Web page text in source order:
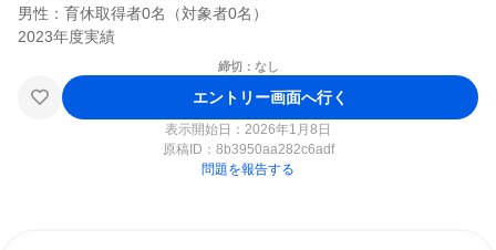
男性：育休取得者0名（対象者0名）
締切：なし
エントリー画面へ行く
表示開始日：2026年1月8日
原稿ID： 8b3950aa282c6adf
問題を報告する